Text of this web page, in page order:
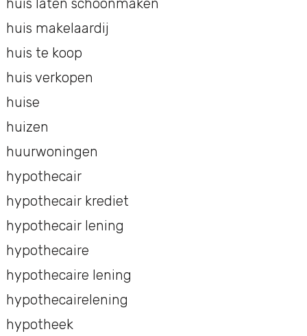
huis laten schoonmaken
huis makelaardij
huis te koop
huis verkopen
huise
huizen
huurwoningen
hypothecair
hypothecair krediet
hypothecair lening
hypothecaire
hypothecaire lening
hypothecairelening
hypotheek